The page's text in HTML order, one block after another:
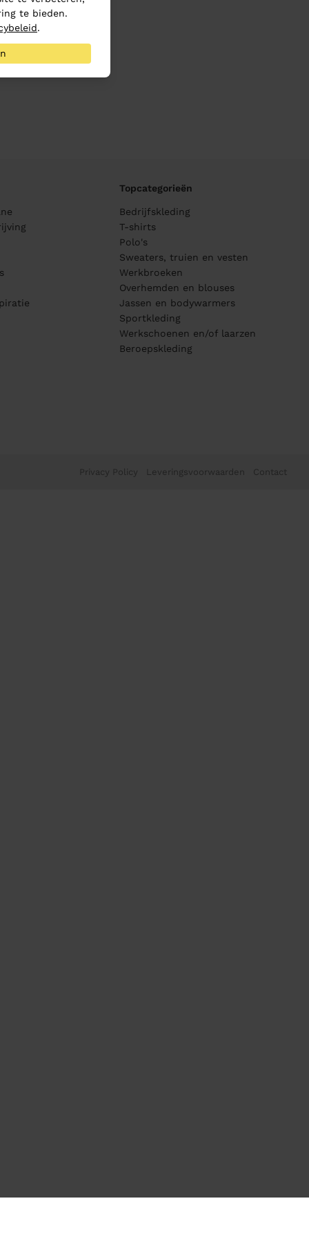
Topcategorieën
Bedrijfskleding
T-shirts
Polo's
Sweaters, truien en vesten
Werkbroeken
Overhemden en blouses
Jassen en bodywarmers
Sportkleding
Werkschoenen en/of laarzen
Beroepskleding
Privacy Policy Leveringsvoorwaarden Contact
te bieden.
.